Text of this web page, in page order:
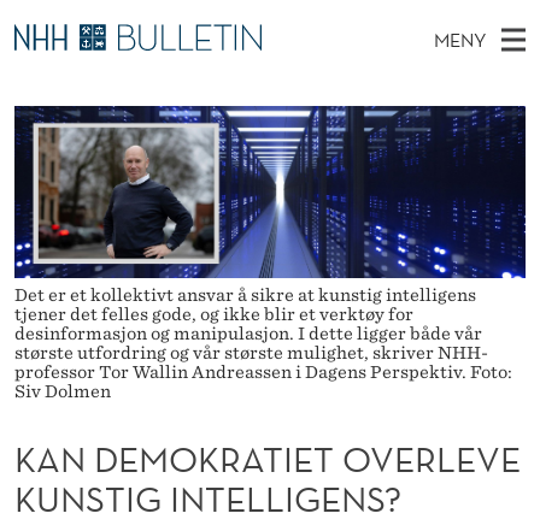
K
A
N
D
E
M
O
K
R
T
MENY
O
V
D
M
E
N
Y
Ø
K
I
N
T
T
E
D
E
T
Stipendiater og nye forskerprofiler
Disputaser
Ekspertutvalg
Om Bulletin
Det er et kollektivt ansvar å sikre at kunstig intelligens
tjener det felles gode, og ikke blir et verktøy for
desinformasjon og manipulasjon. I dette ligger både vår
største utfordring og vår største mulighet, skriver NHH-
professor Tor Wallin Andreassen i Dagens Perspektiv. Foto:
Siv Dolmen
KAN DEMOKRATIET OVERLEVE
KUNSTIG INTELLIGENS?